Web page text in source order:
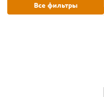
Все фильтры